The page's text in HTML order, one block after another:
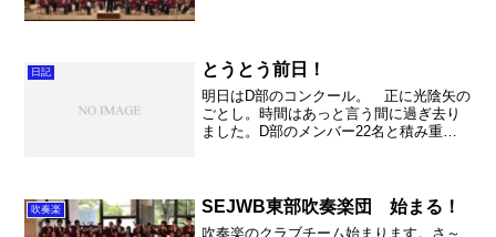
日記 とうとう前日！
明日はD部のコンクール。 正に光陰矢の
ごとし。時間はあっと言う間に過ぎ去り
ました。D部のメンバー22名と積み重ね
来ましたね。 A部の...
吹奏楽 SEJWB東部吹奏楽団 始まる！
吹奏楽のクラブチーム始まります。さ～